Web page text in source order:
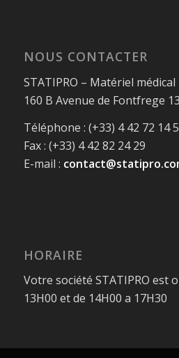
NOUS CONTACTER
STATIPRO – Matériel médical
160 B Avenue de Fontfrege
Téléphone : (+33) 4 42 72 14
Fax : (+33) 4 42 82 24 29
E-mail :
HORAIRE
Votre société STATIPRO est
13H00 et de 14H00 a 17H30